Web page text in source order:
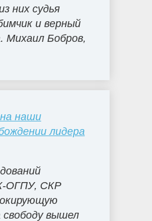
них судья
и верный
Михаил Бобров,
наши
лидера
ОГПУ, СКР
вышел